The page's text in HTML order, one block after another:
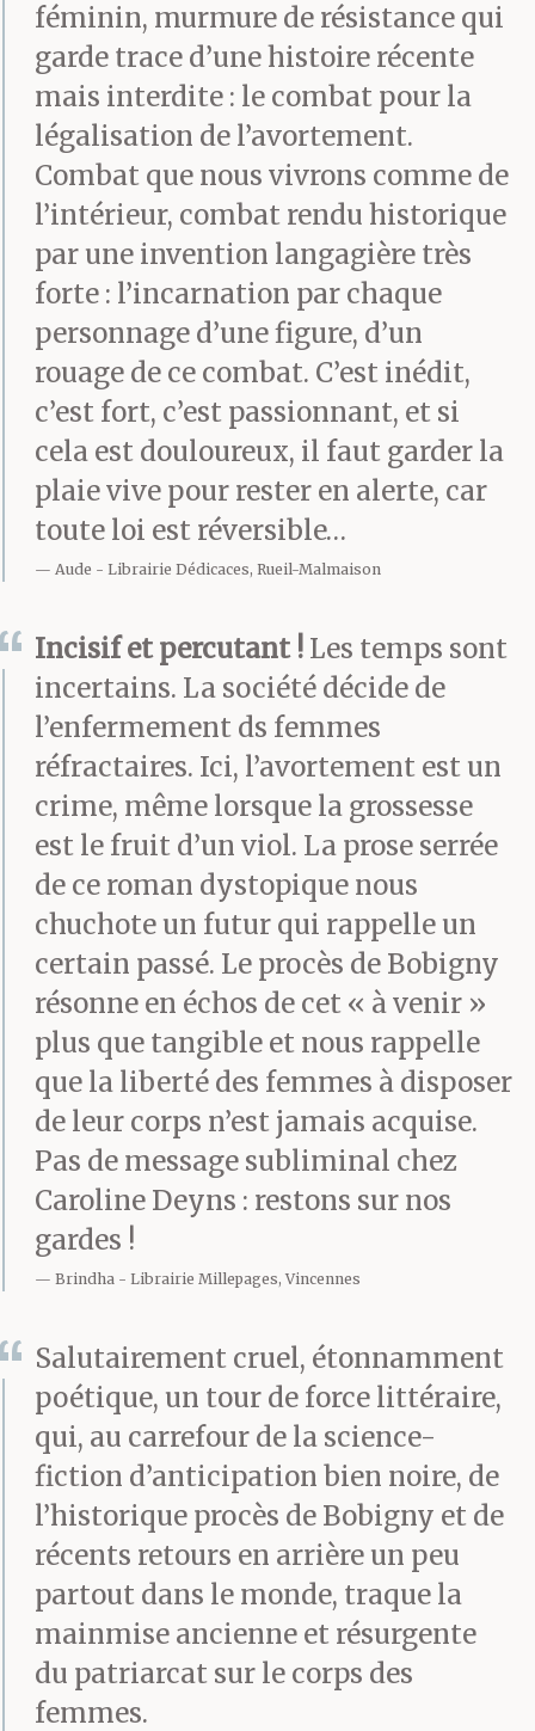
féminin, murmure de résistance qui
garde trace d’une histoire récente
mais interdite : le combat pour la
légalisation de l’avortement.
Combat que nous vivrons comme de
l’intérieur, combat rendu historique
par une invention langagière très
forte : l’incarnation par chaque
personnage d’une figure, d’un
rouage de ce combat. C’est inédit,
c’est fort, c’est passionnant, et si
cela est douloureux, il faut garder la
plaie vive pour rester en alerte, car
toute loi est réversible…
Aude Librairie Dédicaces, Rueil-Malmaison
Incisif et percutant ! Les temps sont
incertains. La société décide de
l’enfermement ds femmes
réfractaires. Ici, l’avortement est un
crime, même lorsque la grossesse
est le fruit d’un viol. La prose serrée
de ce roman dystopique nous
chuchote un futur qui rappelle un
certain passé. Le procès de Bobigny
résonne en échos de cet « à venir »
plus que tangible et nous rappelle
que la liberté des femmes à disposer
de leur corps n’est jamais acquise.
Pas de message subliminal chez
Caroline Deyns : restons sur nos
gardes !
Brindha Librairie Millepages, Vincennes
Salutairement cruel, étonnamment
poétique, un tour de force littéraire,
qui, au carrefour de la science-
fiction d’anticipation bien noire, de
l’historique procès de Bobigny et de
récents retours en arrière un peu
partout dans le monde, traque la
mainmise ancienne et résurgente
du patriarcat sur le corps des
femmes.